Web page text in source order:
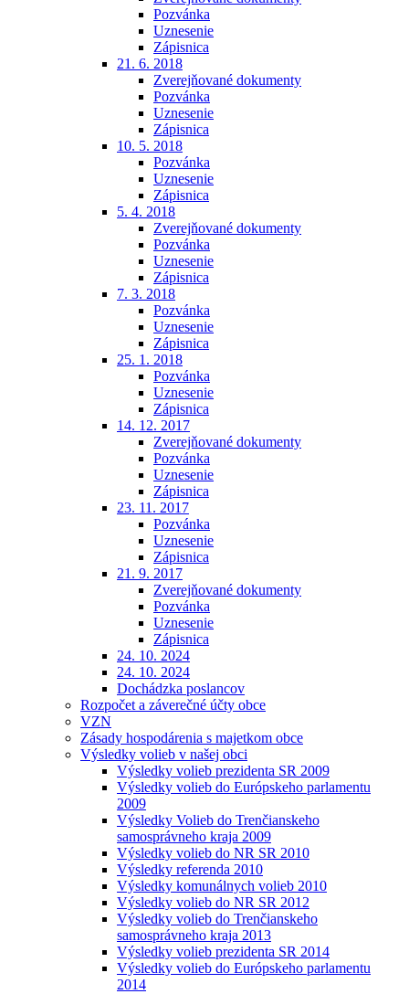
Pozvánka
Uznesenie
Zápisnica
21. 6. 2018
Zverejňované dokumenty
Pozvánka
Uznesenie
Zápisnica
10. 5. 2018
Pozvánka
Uznesenie
Zápisnica
5. 4. 2018
Zverejňované dokumenty
Pozvánka
Uznesenie
Zápisnica
7. 3. 2018
Pozvánka
Uznesenie
Zápisnica
25. 1. 2018
Pozvánka
Uznesenie
Zápisnica
14. 12. 2017
Zverejňované dokumenty
Pozvánka
Uznesenie
Zápisnica
23. 11. 2017
Pozvánka
Uznesenie
Zápisnica
21. 9. 2017
Zverejňované dokumenty
Pozvánka
Uznesenie
Zápisnica
24. 10. 2024
24. 10. 2024
Dochádzka poslancov
Rozpočet a záverečné účty obce
VZN
Zásady hospodárenia s majetkom obce
Výsledky volieb v našej obci
Výsledky volieb prezidenta SR 2009
Výsledky volieb do Európskeho parlamentu
2009
Výsledky Volieb do Trenčianskeho
samosprávneho kraja 2009
Výsledky volieb do NR SR 2010
Výsledky referenda 2010
Výsledky komunálnych volieb 2010
Výsledky volieb do NR SR 2012
Výsledky volieb do Trenčianskeho
samosprávneho kraja 2013
Výsledky volieb prezidenta SR 2014
Výsledky volieb do Európskeho parlamentu
2014